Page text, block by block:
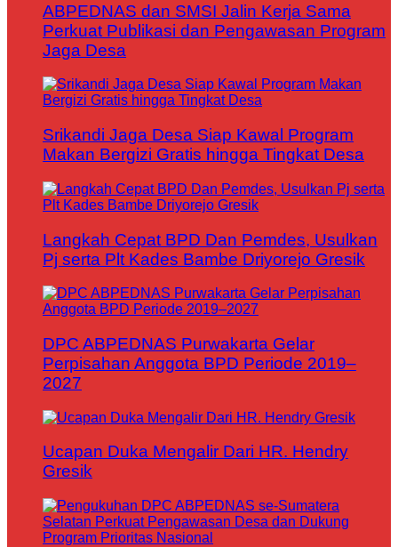
ABPEDNAS dan SMSI Jalin Kerja Sama
Perkuat Publikasi dan Pengawasan Program
Jaga Desa
Srikandi Jaga Desa Siap Kawal Program
Makan Bergizi Gratis hingga Tingkat Desa
Langkah Cepat BPD Dan Pemdes, Usulkan
Pj serta Plt Kades Bambe Driyorejo Gresik
DPC ABPEDNAS Purwakarta Gelar
Perpisahan Anggota BPD Periode 2019–
2027
Ucapan Duka Mengalir Dari HR. Hendry
Gresik